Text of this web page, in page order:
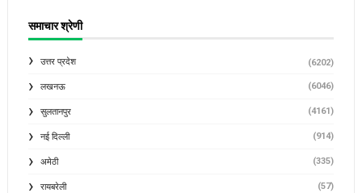
समाचार श्रेणी
उत्तर प्रदेश (6202)
लखनऊ (6046)
सुलतानपुर (4161)
नई दिल्ली (914)
अमेठी (335)
रायबरेली (57)